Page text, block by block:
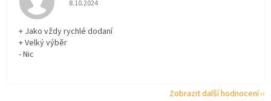
8.10.2024
+ Jako vždy rychlé dodaní
+ Velký výběr
- Nic
Zobrazit další hodnocení